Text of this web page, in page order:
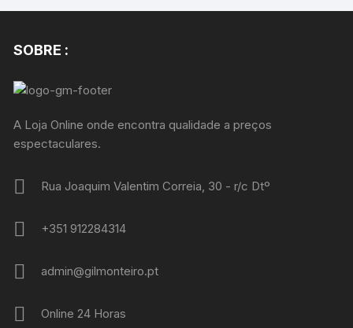
SOBRE :
A Loja Online onde encontra qualidade a preços
espectaculares.
Rua Joaquim Valentim Correia, 30 - r/c Dtº
+351 912284314
admin@gilmonteiro.pt
Online 24 Horas